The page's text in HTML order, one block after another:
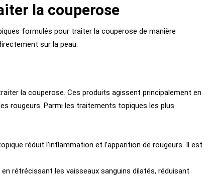
la couperose
formulés pour traiter la couperose de manière
sur la peau.
la couperose. Ces produits agissent principalement en
rougeurs. Parmi les traitements topiques les plus
réduit l’inflammation et l’apparition de rougeurs. Il est
rétrécissant les vaisseaux sanguins dilatés, réduisant